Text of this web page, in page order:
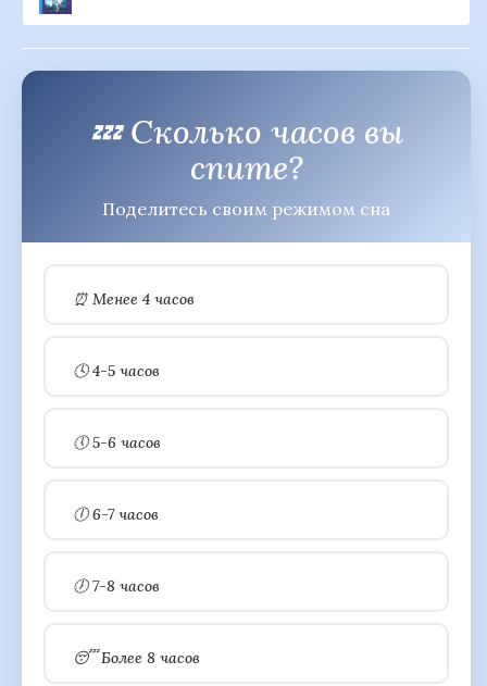
💤 Сколько часов вы
спите?
Поделитесь своим режимом сна
⏰ Менее 4 часов
🕓 4-5 часов
🕔 5-6 часов
🕕 6-7 часов
🕖 7-8 часов
😴 Более 8 часов